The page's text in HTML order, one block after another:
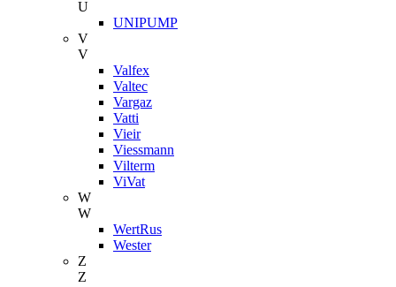
U
UNIPUMP
V
V
Valfex
Valtec
Vargaz
Vatti
Vieir
Viessmann
Vilterm
ViVat
W
W
WertRus
Wester
Z
Z